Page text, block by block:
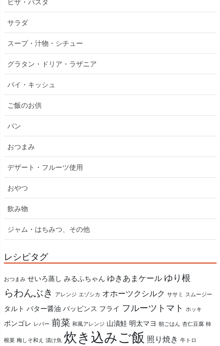
ピザ・パスタ
サラダ
スープ・汁物・シチュー
グラタン・ドリア・ラザニア
パイ・キッシュ
ご飯のお供
パン
おつまみ
デザート・フルーツ使用
おやつ
飲み物
ジャム・はちみつ、その他
レシピタグ
おつまみ せいろ蒸し みるふちゃん ゆきあまケール ゆり根
らわんぶき アレンジ エゾシカ オホーツクシルク ササミ スムージー
タルト バター醤油 パッピンス フライ フルーツトマト ホッキ
ボンゴレ レバー 前菜 和風アレンジ 山漬鮭 明太マヨ 朝ごはん 杏仁豆腐 柿
根菜 梅しそ和え 漬け魚 炊き込みご飯 照り焼き 牛トロ